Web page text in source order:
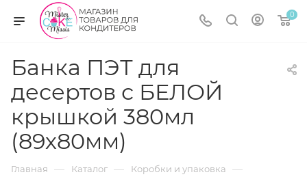
0
Банка ПЭТ для
десертов с БЕЛОЙ
крышкой 380мл
(89х80мм)
Главная — Каталог — Коробки и упаковка —